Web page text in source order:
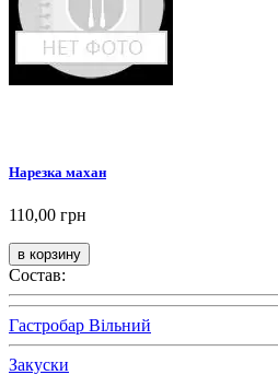
Нарезка махан
110,00 грн
Состав:
Гастробар Вільний
Закуски